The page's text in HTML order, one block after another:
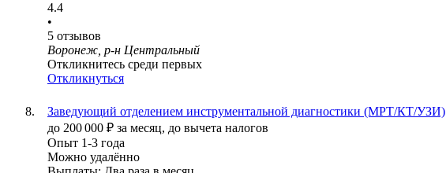
4.4
•
5 отзывов
Воронеж, р-н Центральный
Откликнитесь среди первых
Откликнуться
Заведующий отделением инструментальной диагностики (МРТ/КТ/УЗИ)
до 200 000 ₽ за месяц, до вычета налогов
Опыт 1-3 года
Можно удалённо